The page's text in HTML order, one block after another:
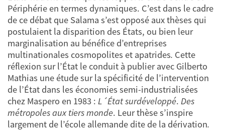
Périphérie en termes dynamiques. C’est dans le cadre
de ce débat que Salama s’est opposé aux thèses qui
postulaient la disparition des États, ou bien leur
marginalisation au bénéfice d’entreprises
multinationales cosmopolites et apatrides. Cette
réflexion sur l’État le conduit à publier avec Gilberto
Mathias une étude sur la spécificité de l’intervention
de l’État dans les économies semi-industrialisées
chez Maspero en 1983 : L´État surdéveloppé. Des
métropoles aux tiers monde. Leur thèse s’inspire
largement de l’école allemande dite de la dérivation.